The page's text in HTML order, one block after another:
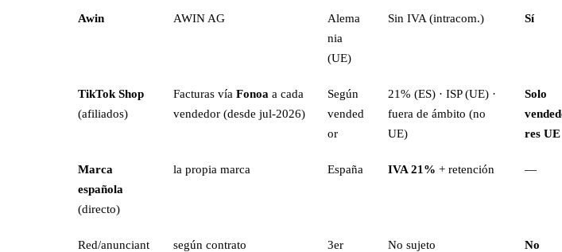
Awin AWIN AG
Alema
nia
(UE)
Sin IVA (intracom.) Sí
TikTok Shop
(afiliados)
Facturas vía Fonoa a cada
vendedor (desde jul-2026)
Según
vended
or
21% (ES) · ISP (UE) ·
fuera de ámbito (no
UE)
Solo
res UE
Marca
española
(directo)
la propia marca España IVA 21% + retención —
Red/anunciant
según contrato
3er
No sujeto No